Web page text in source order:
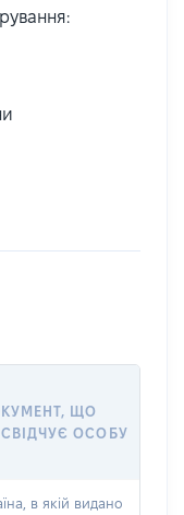
ЩО
ОСОБУ
в якій видано